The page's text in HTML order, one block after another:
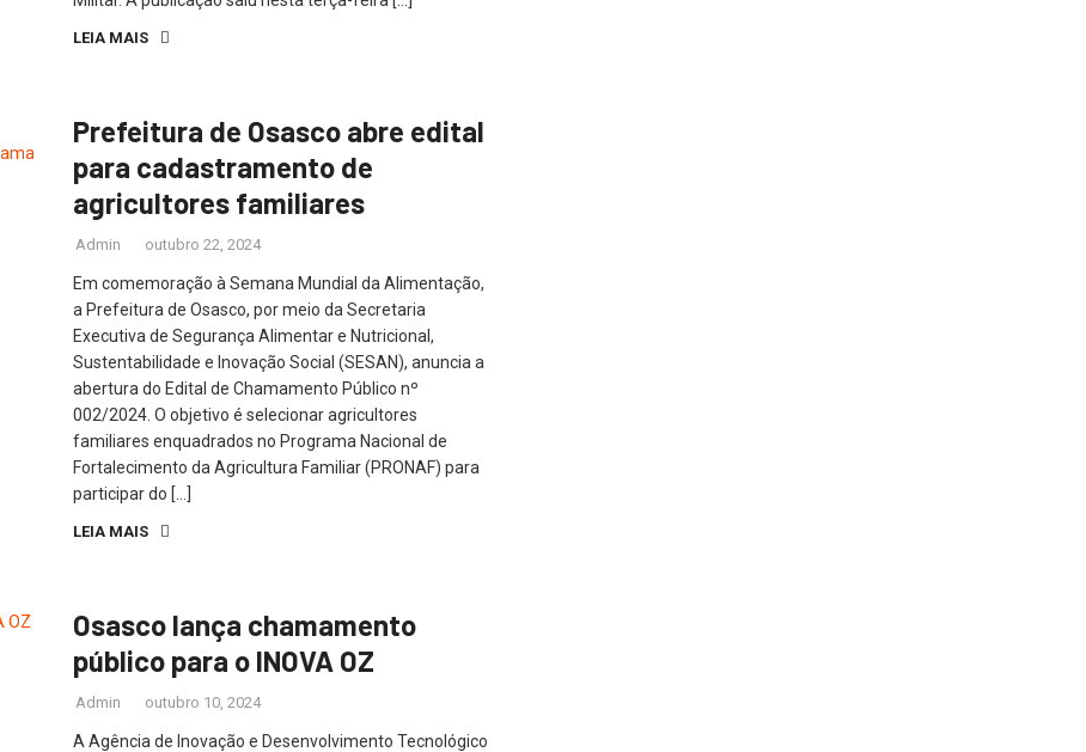
LEIA MAIS
Prefeitura de Osasco abre edital
para cadastramento de
agricultores familiares
Admin outubro 22, 2024
Em comemoração à Semana Mundial da Alimentação,
a Prefeitura de Osasco, por meio da Secretaria
Executiva de Segurança Alimentar e Nutricional,
Sustentabilidade e Inovação Social (SESAN), anuncia a
abertura do Edital de Chamamento Público nº
002/2024. O objetivo é selecionar agricultores
familiares enquadrados no Programa Nacional de
Fortalecimento da Agricultura Familiar (PRONAF) para
participar do […]
LEIA MAIS
Osasco lança chamamento
público para o INOVA OZ
Admin outubro 10, 2024
A Agência de Inovação e Desenvolvimento Tecnológico